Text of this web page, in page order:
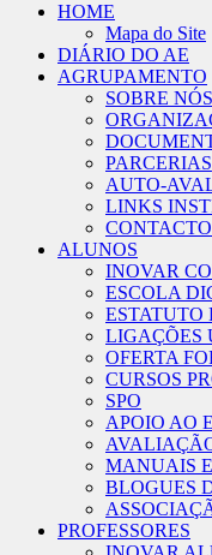
HOME
Mapa do Site
DIÁRIO DO AE
AGRUPAMENTO
SOBRE NÓS
PARCERIAS
AUTO-
LINKS
ALUNOS
INOVAR
ESCOLA
ESTATUTO
LIGAÇÕES
OFERTA
CURSOS
SPO
APOIO AO
MANUAIS
BLOGUES
PROFESSORES